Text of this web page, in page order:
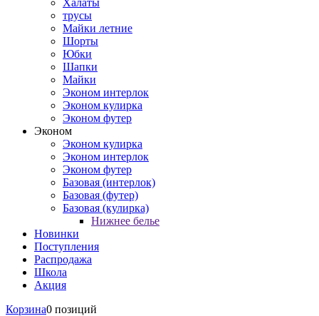
Халаты
трусы
Майки летние
Шорты
Юбки
Шапки
Майки
Эконом интерлок
Эконом кулирка
Эконом футер
Эконом
Эконом кулирка
Эконом интерлок
Эконом футер
Базовая (интерлок)
Базовая (футер)
Базовая (кулирка)
Нижнее белье
Новинки
Поступления
Распродажа
Школа
Акция
Корзина0 позиций